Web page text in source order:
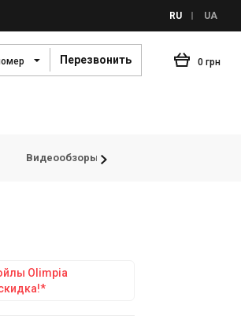
RU UA
Перезвонить 0 грн
Видеообзоры
Olimpia